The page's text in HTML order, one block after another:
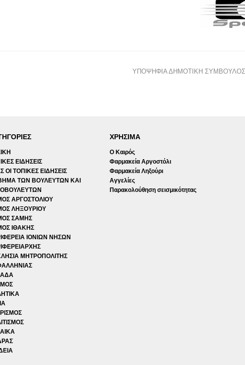
ΥΠΟΨΗΦΙΑ ΔΗΜΟΤΙΚΗ
ΕΙΔΗΣΕΙΣ
ΟΙ ΤΟΠΙΚΕΣ ΕΙΔΗΣΕΙΣ
ΤΩΝ ΒΟΥΛΕΥΤΩΝ ΚΑΙ
ΑΡΓΟΣΤΟΛΙΟΥ
ΛΗΞΟΥΡΙΟΥ
ΣΑΜΗΣ
ΙΘΑΚΗΣ
ΙΟΝΙΩΝ ΝΗΣΩΝ
ΜΗΤΡΟΠΟΛΙΤΗΣ
ΧΡΗΣΙΜΑ
Ο Καιρός
Φαρμακεία Αργοστόλι
Φαρμακεία Ληξούρι
Αγγελίες
Παρακολούθηση σεισμικότητας